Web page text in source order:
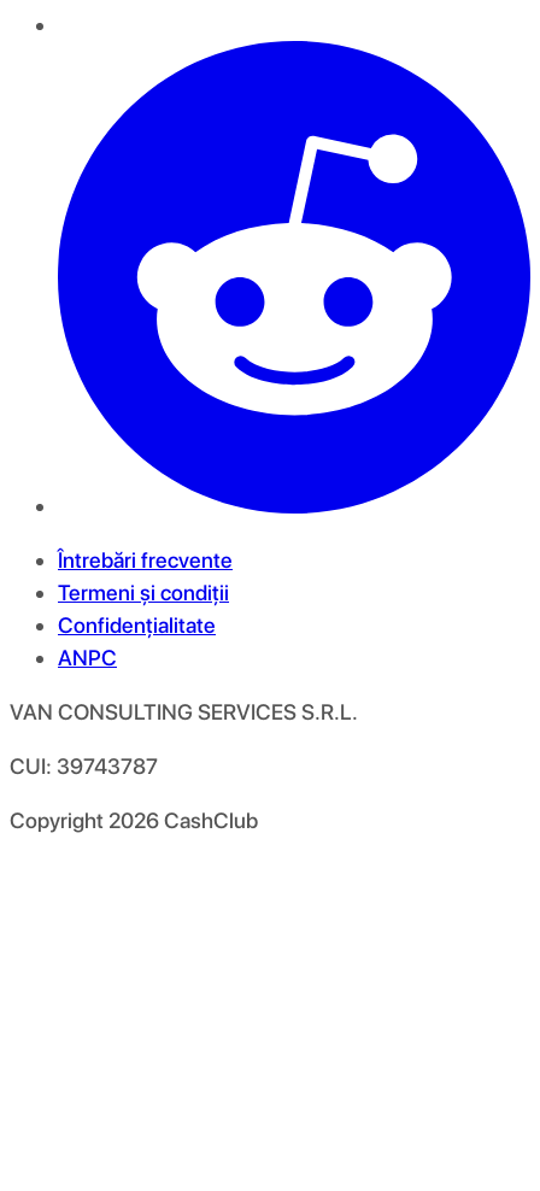
Întrebări frecvente
Termeni și condiții
Confidențialitate
ANPC
VAN CONSULTING SERVICES S.R.L.
CUI: 39743787
Copyright 2026CashClub